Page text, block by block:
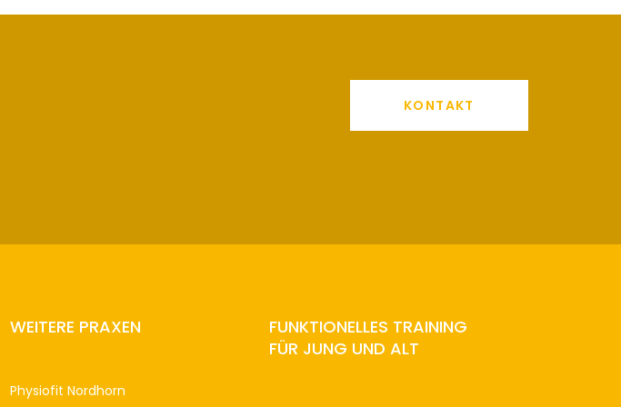
KONTAKT
WEITERE PRAXEN
Physiofit Nordhorn
FUNKTIONELLES TRAINING
FÜR JUNG UND ALT